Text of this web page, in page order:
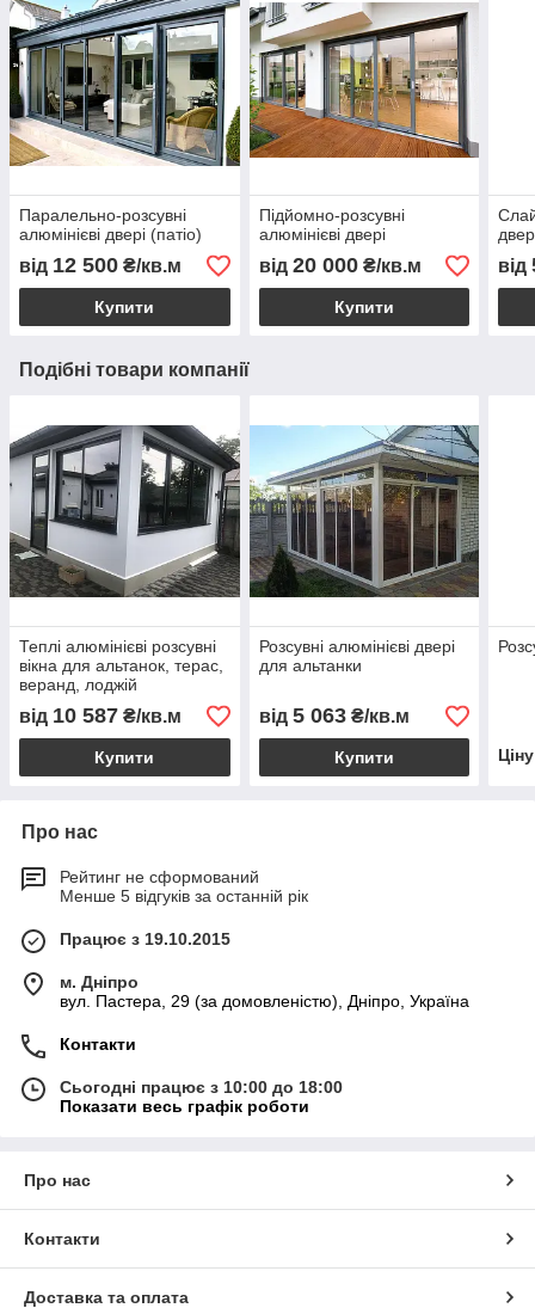
Паралельно-розсувні
алюмінієві двері (патіо)
від 12 500 ₴/кв.м
Купити
Підйомно-розсувні
алюмінієві двері
від 20 000₴/кв.м
Купити
від
Подібні товари компанії
Теплі алюмінієві розсувні
вікна для альтанок, терас,
веранд, лоджій
від 10 587 ₴/кв.м
Купити
Розсувні алюмінієві двері
для альтанки
від 5 063₴/кв.м
Купити
Про нас
Рейтинг не сформований
Менше 5 відгуків за останній рік
Працює з 19.10.2015
м. Дніпро
вул. Пастера, 29 (за домовленістю), Дніпро, Україна
Контакти
Сьогодні працює з 10:00 до 18:00
Показати весь графік роботи
Про нас
Контакти
Доставка та оплата